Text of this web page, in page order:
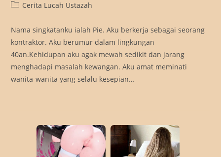
author:
published:
PostCerita Lucah Ustazah
Nama singkatanku ialah Pie. Aku berkerja sebagai seorang
kontraktor. Aku berumur dalam lingkungan
40an.Kehidupan aku agak mewah sedikit dan jarang
menghadapi masalah kewangan. Aku amat meminati
wanita-wanita yang selalu kesepian…